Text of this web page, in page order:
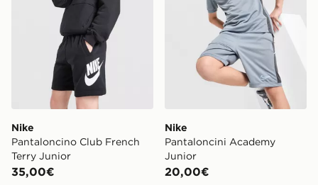
Nike
Pantaloncino Club French
Terry Junior
35,00€
Nike
Pantaloncini Academy
Junior
20,00€